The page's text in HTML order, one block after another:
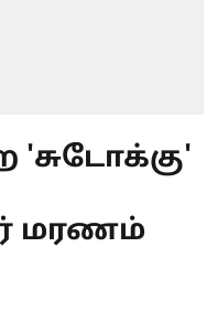
'சுடோக்கு'
மரணம்